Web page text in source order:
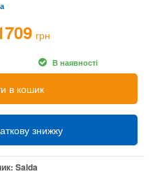
грн
В наявності
в кошик
знижку
Salda